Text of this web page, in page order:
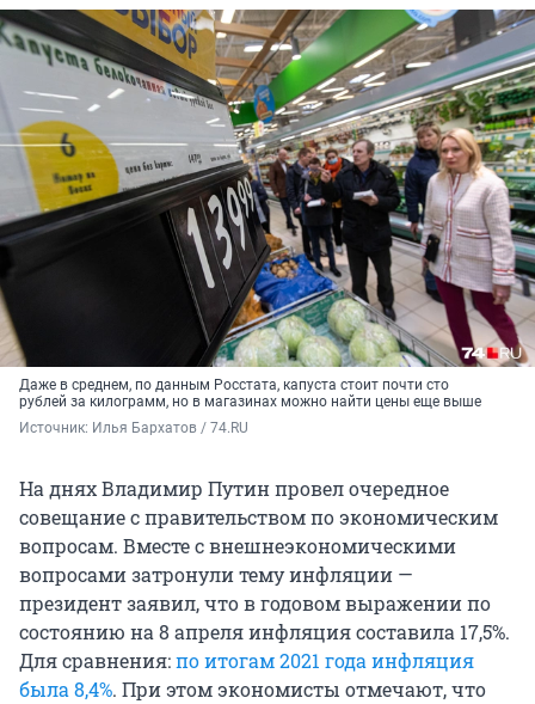
Даже в среднем, по данным Росстата, капуста стоит почти сто
рублей за килограмм, но в магазинах можно найти цены еще выше
Источник: Илья Бархатов / 74.RU
На днях Владимир Путин провел очередное
совещание с правительством по экономическим
вопросам. Вместе с внешнеэкономическими
вопросами затронули тему инфляции —
президент заявил, что в годовом выражении по
состоянию на 8 апреля инфляция составила 17,5%.
Для сравнения:по итогам 2021 года инфляция
была 8,4%. При этом экономисты отмечают, что